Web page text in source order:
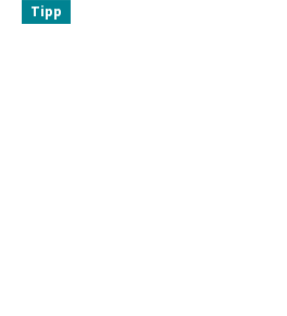
Tipp